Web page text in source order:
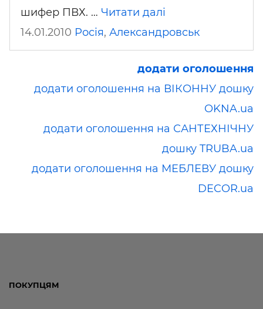
шифер ПВХ. … Читати далі
14.01.2010 Росія, Александровськ
додати оголошення
додати оголошення на ВІКОННУ дошку
OKNA.ua
додати оголошення на САНТЕХНІЧНУ
дошку TRUBA.ua
додати оголошення на МЕБЛЕВУ дошку
DECOR.ua
ПОКУПЦЯМ